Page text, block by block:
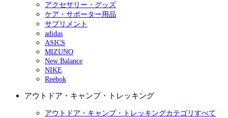
アクセサリー・グッズ
ケア・サポーター用品
サプリメント
adidas
ASICS
MIZUNO
New Balance
NIKE
Reebok
アウトドア・キャンプ・トレッキング
アウトドア・キャンプ・トレッキングカテゴリすべて